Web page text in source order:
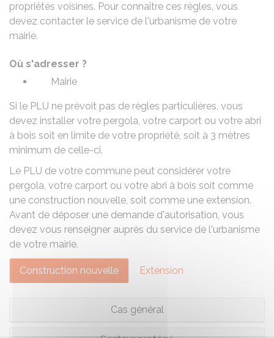
propriétés voisines. Pour connaître ces règles, vous
devez contacter le service de l'urbanisme de votre
mairie.
Où s'adresser ?
Mairie
Si le PLU ne prévoit pas de règles particulières, vous
devez installer votre pergola, votre carport ou votre abri
à bois soit en limite de votre propriété, soit à 3 mètres
minimum de celle-ci.
Le PLU de votre commune peut considérer votre
pergola, votre carport ou votre abri à bois soit comme
une construction nouvelle, soit comme une extension.
Avant de déposer une demande d'autorisation, vous
devez vous renseigner auprès du service de l'urbanisme
de votre mairie.
Construction nouvelle Extension
Cas général